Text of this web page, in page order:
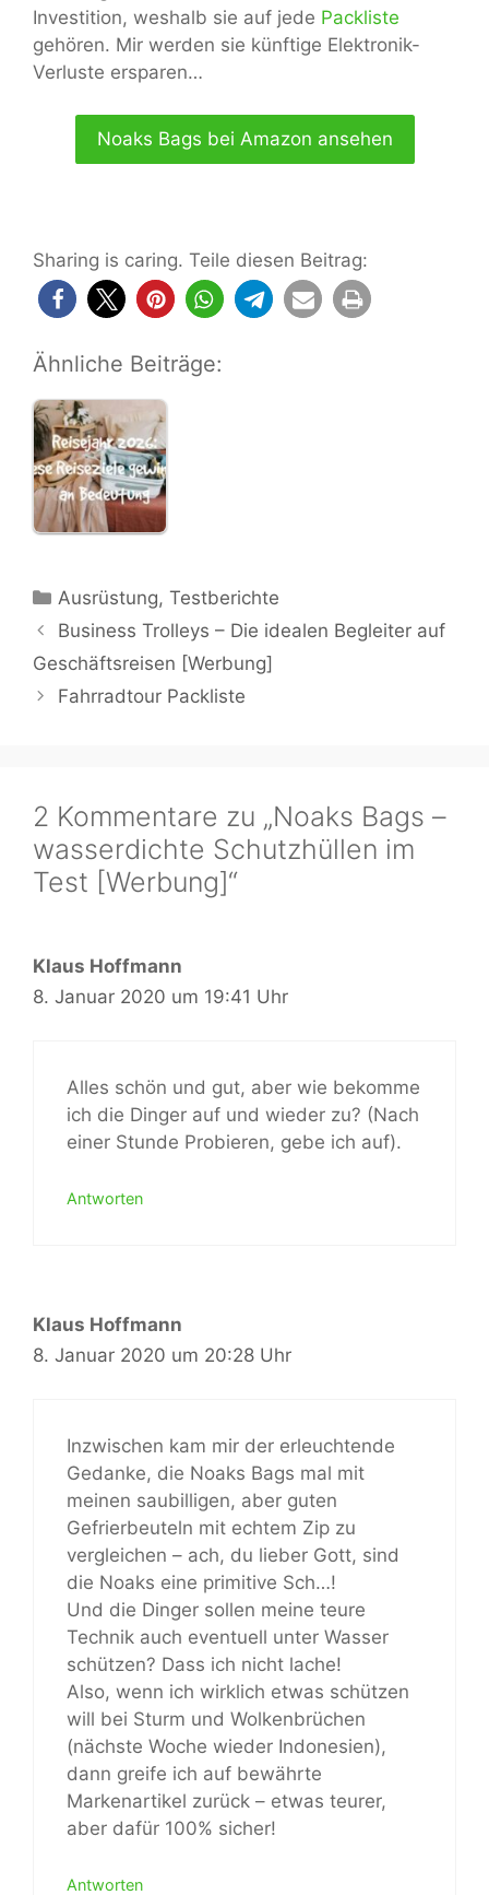
Investition, weshalb sie auf jede Packliste
gehören. Mir werden sie künftige Elektronik-
Verluste ersparen…
Noaks Bags bei Amazon ansehen
Sharing is caring. Teile diesen Beitrag:
Ähnliche Beiträge:
Kategorien
Ausrüstung,Testberichte
Business Trolleys – Die idealen Begleiter auf
Geschäftsreisen [Werbung]
Fahrradtour Packliste
2 Kommentare zu „Noaks Bags –
wasserdichte Schutzhüllen im
Test [Werbung]“
Klaus Hoffmann
8. Januar 2020 um 19:41 Uhr
Alles schön und gut, aber wie bekomme
ich die Dinger auf und wieder zu? (Nach
einer Stunde Probieren, gebe ich auf).
Antworten
Klaus Hoffmann
8. Januar 2020 um 20:28 Uhr
Inzwischen kam mir der erleuchtende
Gedanke, die Noaks Bags mal mit
meinen saubilligen, aber guten
Gefrierbeuteln mit echtem Zip zu
vergleichen – ach, du lieber Gott, sind
die Noaks eine primitive Sch…!
Und die Dinger sollen meine teure
Technik auch eventuell unter Wasser
schützen? Dass ich nicht lache!
Also, wenn ich wirklich etwas schützen
will bei Sturm und Wolkenbrüchen
(nächste Woche wieder Indonesien),
dann greife ich auf bewährte
Markenartikel zurück – etwas teurer,
aber dafür 100% sicher!
Antworten